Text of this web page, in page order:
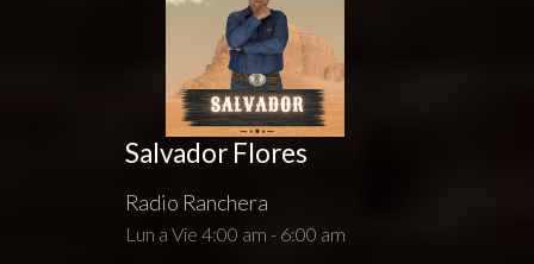
Salvador Flores
Radio Ranchera
Lun a Vie 4:00 am - 6:00 am